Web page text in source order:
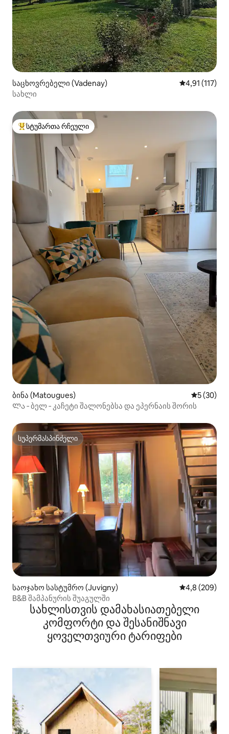
საცხოვრებელი (Vadenay) საშუალო
4,91 (117)
სახლი
სტუმართა რჩეული მოწინავე ვარიანტი
სტუმართა რჩეული
ბინა (Matougues) საშუალო
5 (30)
Ლა ‑ ბელ ‑ კაჩეტი შალონებსა და ეპერნაის შორის
სუპერმასპინძელი
სუპერმასპინძელი
საოჯახო სასტუმრო (Juvigny) საშუალო
4,8 (209)
B&B შამპანურის შუაგულში
სახლისთვის დამახასიათებელი
კომფორტი და შესანიშნავი
ყოველთვიური ტარიფები